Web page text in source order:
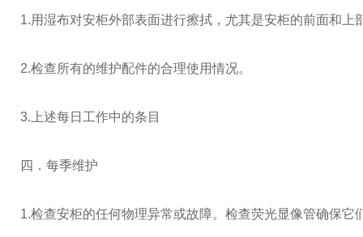
1.用湿布对安柜外部表面进行擦拭，尤其是安柜的前面和
2.检查所有的维护配件的合理使用情况。
3.上述每日工作中的条目
四．每季维护
1.检查安柜的任何物理异常或故障。检查荧光显像管确保